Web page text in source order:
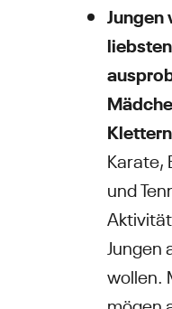
Jungen
Karate,
und
Jungen
wollen.